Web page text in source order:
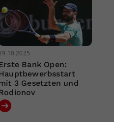
Bank Open:
3 Gesetzten und